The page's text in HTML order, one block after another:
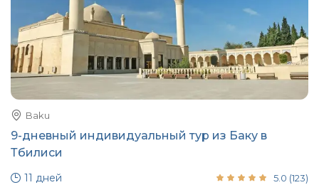
Baku
9-дневный индивидуальный тур из Баку в
Тбилиси
11 дней 5.0 (123)